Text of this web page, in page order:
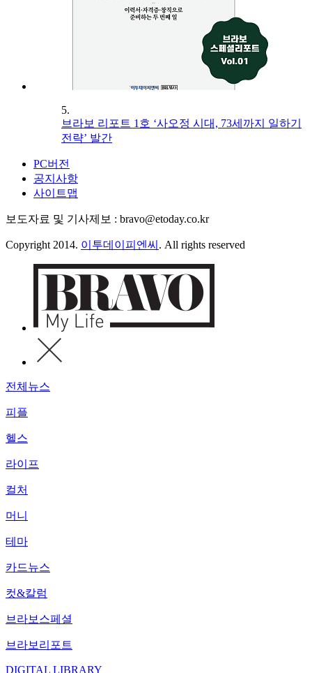
5.
브라보 리포트 1호 ‘사오정 시대, 73세까지 일하기
전략’ 발간
PC버전
공지사항
사이트맵
보도자료 및 기사제보 : bravo@etoday.co.kr
Copyright 2014. 이투데이피엔씨 . All rights reserved
전체뉴스
피플
헬스
라이프
컬처
머니
테마
카드뉴스
컷&칼럼
브라보스페셜
브라보리포트
DIGITAL LIBRARY